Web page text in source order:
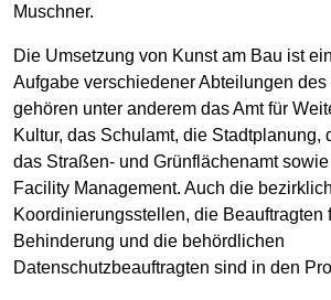
Muschner.
Die Umsetzung von Kunst am Bau ist
Aufgabe verschiedener Abteilungen
gehören unter anderem das Amt für
Kultur, das Schulamt, die Stadtplanung,
das Straßen- und Grünflächenamt
Facility Management. Auch die
Koordinierungsstellen, die Beauftragten
Behinderung und die behördlichen
Datenschutzbeauftragten sind in den